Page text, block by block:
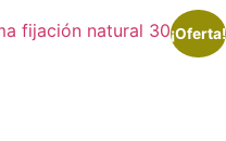
¡Oferta!